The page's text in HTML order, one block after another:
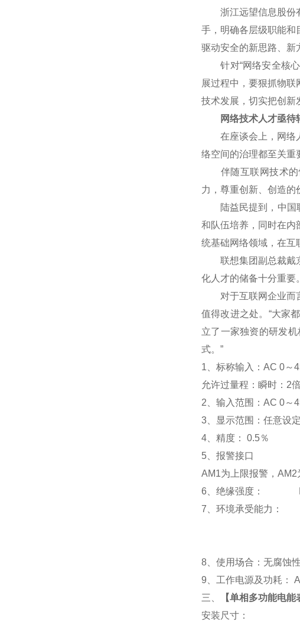
浙江远望信息股份有
手，明确各层级职能和
驱动安全的新思路、新
针对“网络安全核心
展过程中，要狠抓物
技术发展，切实把创新
网络技术人才亟待
在座谈会上，网络人
络空间的治理都至关重
伴随互联网技术的快
力，尊重创新、创造的
陆益民提到，中国联
和队伍培养，同时在内
统基础网络领域，在互
联想集团副总裁戴京
化人才的储备十分重要
对于互联网企业而言
值得改进之处。“大家
立了一家独资的研发
式。”
1 、标称输入：AC 0～
允许过量程：瞬时：2
2 、输入范围：AC 0～
3
显示范围： 任意设定
4 、精度： 0.5％
5
报警接口
AM1为上限报警，
6
绝缘强度： IEC
7
环境承受能力
8 、使用场合：无腐蚀
9 、工作电源及功耗：
三、
【单相多功能电能
安装尺寸：